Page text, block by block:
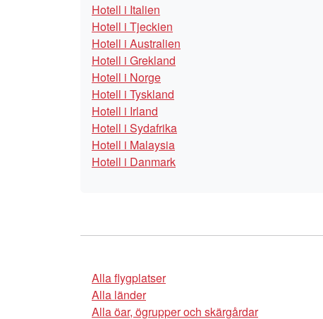
Hotell i Italien
Hotell i Tjeckien
Hotell i Australien
Hotell i Grekland
Hotell i Norge
Hotell i Tyskland
Hotell i Irland
Hotell i Sydafrika
Hotell i Malaysia
Hotell i Danmark
Alla flygplatser
Alla länder
Alla öar, ögrupper och skärgårdar